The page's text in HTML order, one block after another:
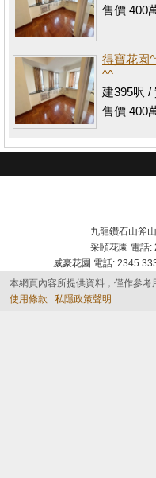
售價 400
得寶花園
^^
建395呎 /
售價 400
九龍鑽石山斧
采頣花園 電話
威豪花園 電話: 2345
本網頁內容所提供資料，僅作參
使用條款
私隱政策聲明